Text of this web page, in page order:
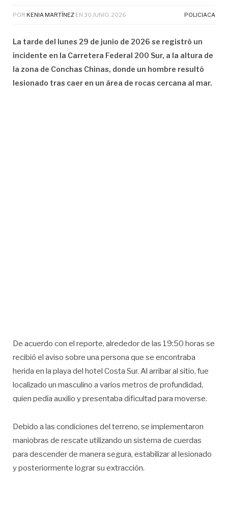
POR KENIA MARTÍNEZ EN 30 JUNIO, 2026 POLICIACA
La tarde del lunes 29 de junio de 2026 se registró un
incidente en la Carretera Federal 200 Sur, a la altura de
la zona de Conchas Chinas, donde un hombre resultó
lesionado tras caer en un área de rocas cercana al mar.
De acuerdo con el reporte, alrededor de las 19:50 horas se
recibió el aviso sobre una persona que se encontraba
herida en la playa del hotel Costa Sur. Al arribar al sitio, fue
localizado un masculino a varios metros de profundidad,
quien pedía auxilio y presentaba dificultad para moverse.
Debido a las condiciones del terreno, se implementaron
maniobras de rescate utilizando un sistema de cuerdas
para descender de manera segura, estabilizar al lesionado
y posteriormente lograr su extracción.